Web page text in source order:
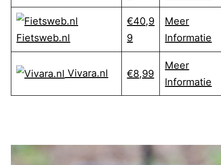
Fietsweb.nl
€40,9
9
Meer
Informatie
Vivara.nl €8,99
Meer
Informatie